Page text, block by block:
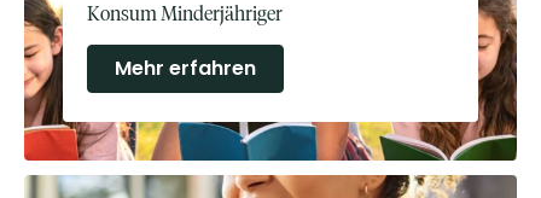
Konsum Minderjähriger
Mehr erfahren